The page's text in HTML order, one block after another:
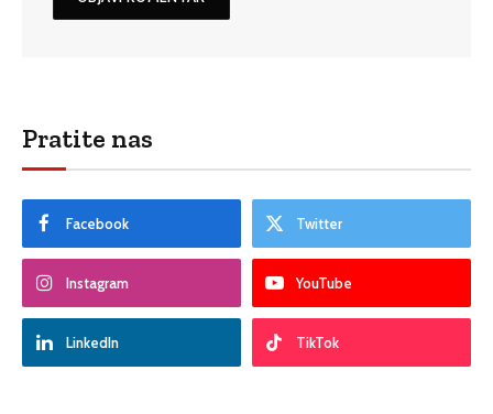
Pratite nas
Facebook Twitter
Instagram YouTube
LinkedIn TikTok